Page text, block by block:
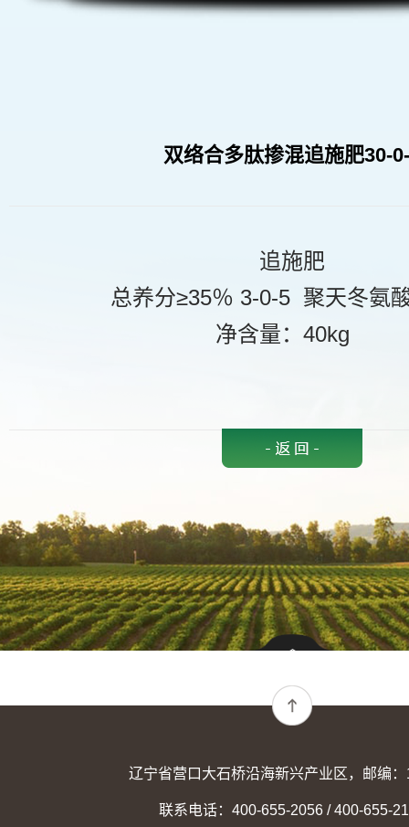
双络合多肽掺混追施肥30-
追施肥
总养分≥35％ 3-0-5 聚天冬氨
净含量：40kg
辽宁省营口大石桥沿海新兴产业区，邮编
联系电话：400-655-2056 / 400-655-